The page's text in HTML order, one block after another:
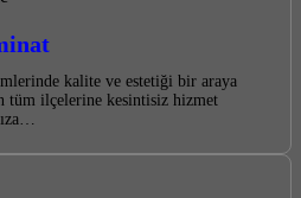
kalite ve estetiği bir araya
tüm ilçelerine kesintisiz hizmet